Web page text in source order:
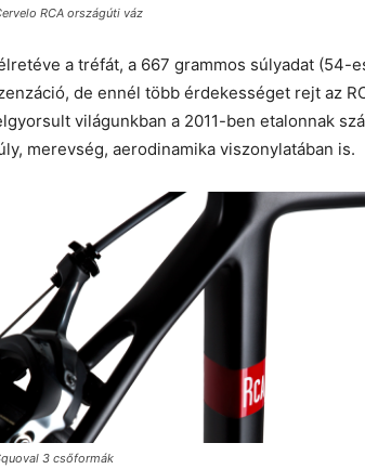
RCA országúti váz
a tréfát, a 667 grammos súlyadat (54-
de ennél több érdekességet rejt az
világunkban a 2011-ben etalonnak
merevség, aerodinamika viszonylatában is.
3 csőformák